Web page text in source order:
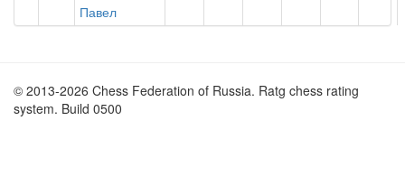
Павел
© 2013-2026 Chess Federation of Russia. Ratg chess rating
system. Build 0500